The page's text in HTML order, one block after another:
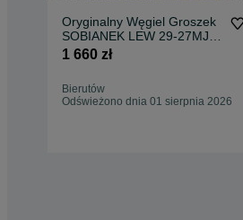
Oryginalny Węgiel Groszek
SOBIANEK LEW 29-27MJ
Skład Zawidowice
1 660 zł
Bierutów
Odświeżono dnia 01 sierpnia 2026